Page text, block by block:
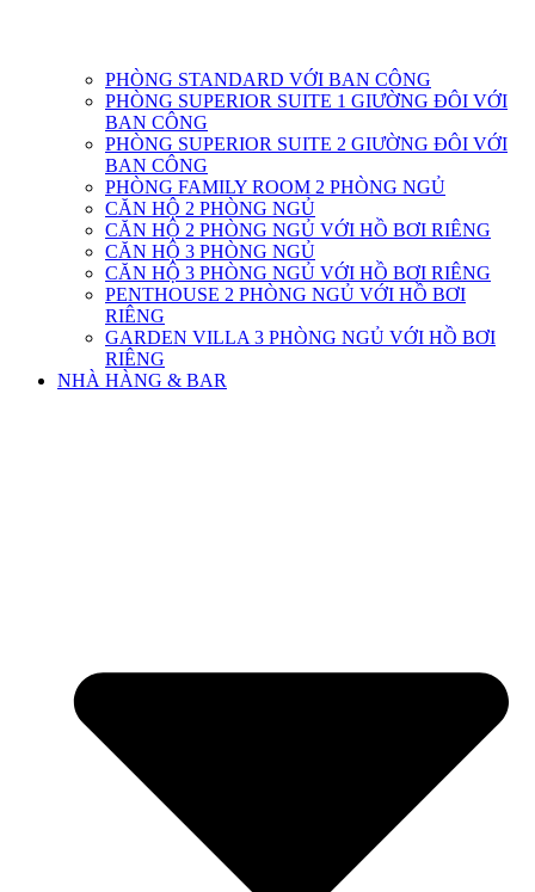
PHÒNG STANDARD VỚI BAN CÔNG
PHÒNG SUPERIOR SUITE 1 GIƯỜNG ĐÔI VỚI
BAN CÔNG
PHÒNG SUPERIOR SUITE 2 GIƯỜNG ĐÔI VỚI
BAN CÔNG
PHÒNG FAMILY ROOM 2 PHÒNG NGỦ
CĂN HỘ 2 PHÒNG NGỦ
CĂN HỘ 2 PHÒNG NGỦ VỚI HỒ BƠI RIÊNG
CĂN HỘ 3 PHÒNG NGỦ
CĂN HỘ 3 PHÒNG NGỦ VỚI HỒ BƠI RIÊNG
PENTHOUSE 2 PHÒNG NGỦ VỚI HỒ BƠI
RIÊNG
GARDEN VILLA 3 PHÒNG NGỦ VỚI HỒ BƠI
RIÊNG
NHÀ HÀNG & BAR